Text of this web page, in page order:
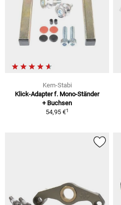
Kern-Stabi
Klick-Adapter f. Mono-Ständer
+ Buchsen
54,95 €1